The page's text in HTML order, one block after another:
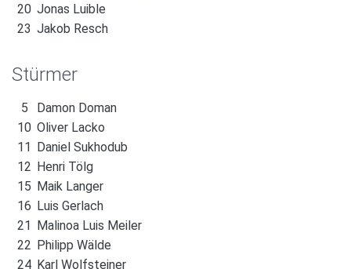
20 Jonas Luible
23 Jakob Resch
Stürmer
5
Damon Doman
10 Oliver Lacko
11 Daniel Sukhodub
12 Henri Tölg
15 Maik Langer
16 Luis Gerlach
21 Malinoa Luis Meiler
22 Philipp Wälde
24 Karl Wolfsteiner